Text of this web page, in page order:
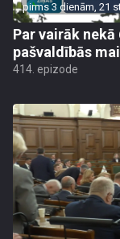
pirms 3 dienām, 21
Par vairāk
pašvaldībās
414. epizode